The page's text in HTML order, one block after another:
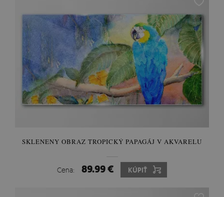
SKLENENY OBRAZ TROPICKÝ PAPAGÁJ V AKVARELU
Cena: 89.99 € KÚPIŤ